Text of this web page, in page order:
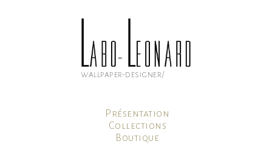
wallpaper-designer/
Présentation
Collections
Boutique